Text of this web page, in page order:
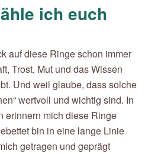
ich euch
auf diese Ringe schon immer
Trost, Mut und das Wissen
Und weil glaube, dass solche
wertvoll und wichtig sind. In
erinnern mich diese Ringe
bin in eine lange Linie
getragen und geprägt